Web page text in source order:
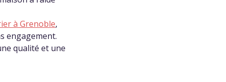
à Grenoble,
engagement.
qualité et une